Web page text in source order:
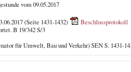
vom 09.05.2017
(Seite 1431-1432)
Beschlussprotokoll
B 19/342 S/3
für Umwelt, Bau und Verkehr) SEN S. 1431-